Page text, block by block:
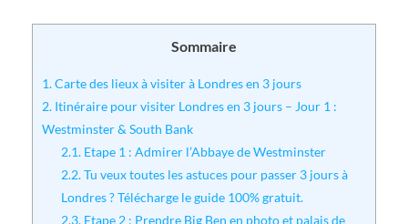
Sommaire
1.Carte des lieux à visiter à Londres en 3 jours
2. Itinéraire pour visiter Londres en 3 jours – Jour 1 :
Westminster & South Bank
2.1. Etape 1 : Admirer l’Abbaye de Westminster
2.2.Tu veux toutes les astuces pour passer 3 jours à
Londres ? Télécharge le guide 100% gratuit.
2.3. Etape 2 : Prendre Big Ben en photo et palais de